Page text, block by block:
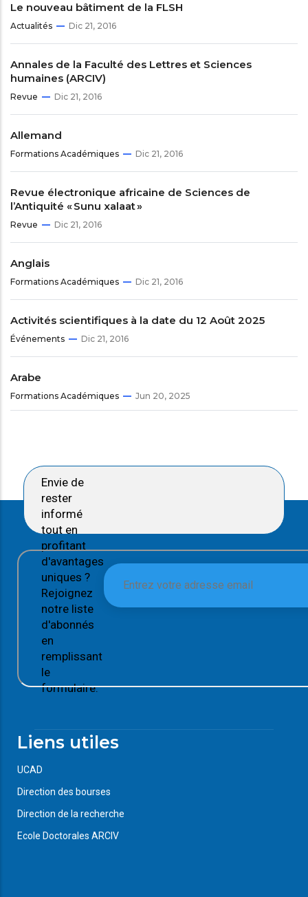
Le nouveau bâtiment de la FLSH
Actualités Dic 21, 2016
Annales de la Faculté des Lettres et Sciences
humaines (ARCIV)
Revue Dic 21, 2016
Allemand
Formations Académiques Dic 21, 2016
Revue électronique africaine de Sciences de
l’Antiquité « Sunu xalaat »
Revue Dic 21, 2016
Anglais
Formations Académiques Dic 21, 2016
Activités scientifiques à la date du 12 Août 2025
Événements Dic 21, 2016
Arabe
Formations Académiques Jun 20, 2025
Envie de
rester
informé
tout en
profitant
d'avantages
uniques ?
Rejoignez
notre liste
d'abonnés
en
remplissant
le
formulaire.
Liens utiles
UCAD
Direction des bourses
Direction de la recherche
Ecole Doctorales ARCIV